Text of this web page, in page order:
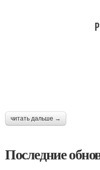
читать дальше →
Последние